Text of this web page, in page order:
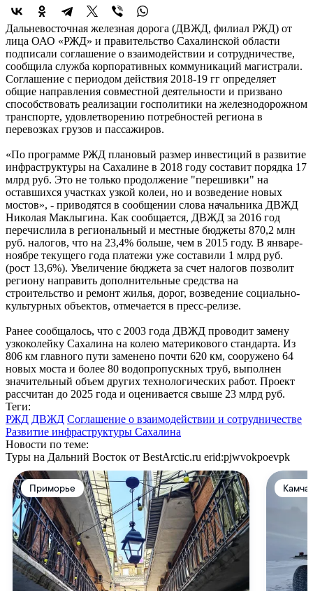
Дальневосточная железная дорога (ДВЖД, филиал РЖД) от
лица ОАО «РЖД» и правительство Сахалинской области
подписали соглашение о взаимодействии и сотрудничестве,
сообщила служба корпоративных коммуникаций магистрали.
Соглашение с периодом действия 2018-19 гг определяет
общие направления совместной деятельности и призвано
способствовать реализации госполитики на железнодорожном
транспорте, удовлетворению потребностей региона в
перевозках грузов и пассажиров.
«По программе РЖД плановый размер инвестиций в развитие
инфраструктуры на Сахалине в 2018 году составит порядка 17
млрд руб. Это не только продолжение "перешивки" на
оставшихся участках узкой колеи, но и возведение новых
мостов», - приводятся в сообщении слова начальника ДВЖД
Николая Маклыгина. Как сообщается, ДВЖД за 2016 год
перечислила в региональный и местные бюджеты 870,2 млн
руб. налогов, что на 23,4% больше, чем в 2015 году. В январе-
ноябре текущего года платежи уже составили 1 млрд руб.
(рост 13,6%). Увеличение бюджета за счет налогов позволит
региону направить дополнительные средства на
строительство и ремонт жилья, дорог, возведение социально-
культурных объектов, отмечается в пресс-релизе.
Ранее сообщалось, что с 2003 года ДВЖД проводит замену
узкоколейку Сахалина на колею материкового стандарта. Из
806 км главного пути заменено почти 620 км, сооружено 64
новых моста и более 80 водопропускных труб, выполнен
значительный объем других технологических работ. Проект
рассчитан до 2025 года и оценивается свыше 23 млрд руб.
Теги:
РЖД ДВЖД Соглашение о взаимодействии и сотрудничестве
Развитие инфраструктуры Сахалина
Новости по теме:
Туры на Дальний Восток от BestArctic.ru erid:pjwvokpoevpk